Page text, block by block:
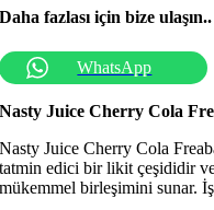
Daha fazlası için bize ulaşın..
WhatsApp
Nasty Juice Cherry Cola
Nasty Juice Cherry Cola
tatmin edici bir likit çeşididir ve
mükemmel birleşimini sunar.